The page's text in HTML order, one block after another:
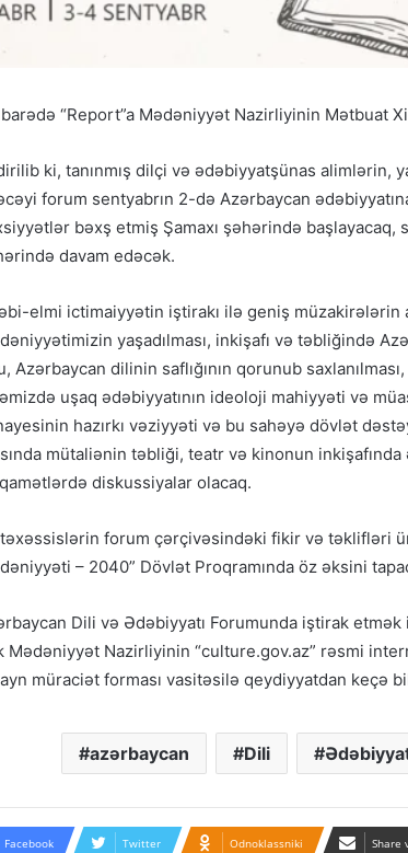
“Report”a Mədəniyyət Nazirliyinin Mətbuat
ki, tanınmış dilçi və ədəbiyyatşünas alimlərin,
forum sentyabrın 2-də Azərbaycan
bəxş etmiş Şamaxı şəhərində başlayacaq,
davam edəcək.
elmi ictimaiyyətin iştirakı ilə geniş müzakirələrin
yaşadılması, inkişafı və təbliğində
Azərbaycan dilinin saflığının qorunub
uşaq ədəbiyyatının ideoloji mahiyyəti və
hazırkı vəziyyəti və bu sahəyə dövlət
mütaliənin təbliği, teatr və kinonun
diskussiyalar olacaq.
forum çərçivəsindəki fikir və təklifləri
– 2040” Dövlət Proqramında öz əksini
Dili və Ədəbiyyatı Forumunda iştirak
Mədəniyyət Nazirliyinin “culture.gov.az” rəsmi
müraciət forması vasitəsilə qeydiyyatdan keçə
azərbaycan Dili
Facebook Twitter Odnoklassniki Share
çağırışla
“Əlilliyi